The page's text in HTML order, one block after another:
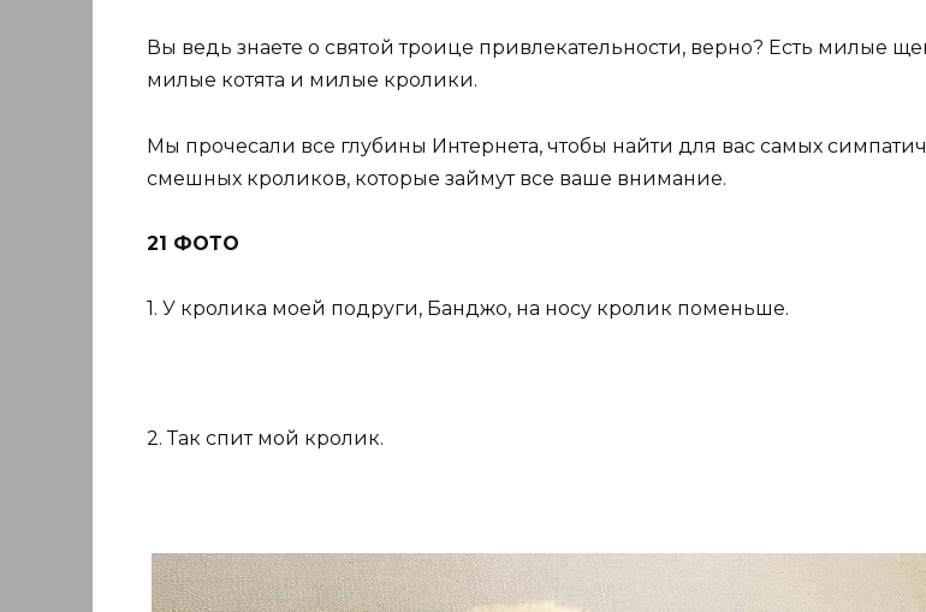
Вы ведь знаете о святой троице привлекательности, верно? Есть милые
милые котята и милые кролики.
Мы прочесали все глубины Интернета, чтобы найти для вас самых
смешных кроликов, которые займут все ваше внимание.
21 ФОТО
1. У кролика моей подруги, Банджо, на носу кролик поменьше.
2. Так спит мой кролик.